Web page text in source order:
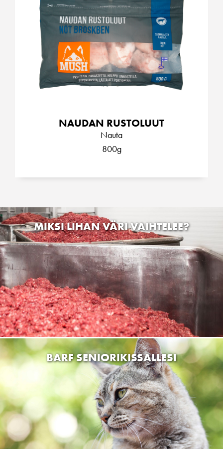
NAUDAN RUSTOLUUT
Nauta
800g
MIKSI LIHAN VÄRI VAIHTELEE?
BARF SENIORIKISSALLESI